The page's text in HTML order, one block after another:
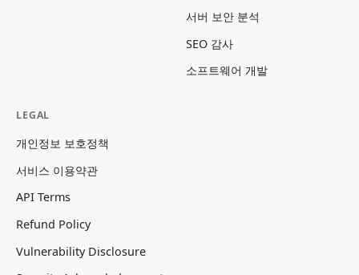
서버 보안 분석
SEO 감사
소프트웨어 개발
LEGAL
개인정보 보호정책
서비스 이용약관
API Terms
Refund Policy
Vulnerability Disclosure